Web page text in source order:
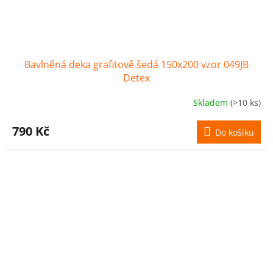
Bavlněná deka grafitově šedá 150x200 vzor 049JB
Detex
Skladem (>10 ks)
790 Kč Do košíku